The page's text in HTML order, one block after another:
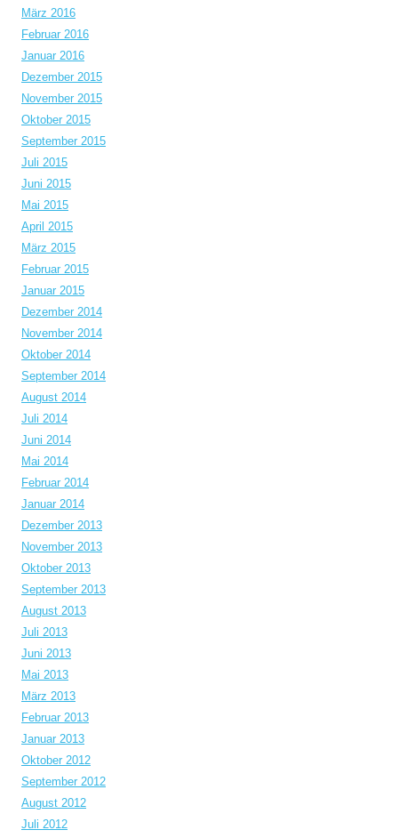
März 2016
Februar 2016
Januar 2016
Dezember 2015
November 2015
Oktober 2015
September 2015
Juli 2015
Juni 2015
Mai 2015
April 2015
März 2015
Februar 2015
Januar 2015
Dezember 2014
November 2014
Oktober 2014
September 2014
August 2014
Juli 2014
Juni 2014
Mai 2014
Februar 2014
Januar 2014
Dezember 2013
November 2013
Oktober 2013
September 2013
August 2013
Juli 2013
Juni 2013
Mai 2013
März 2013
Februar 2013
Januar 2013
Oktober 2012
September 2012
August 2012
Juli 2012